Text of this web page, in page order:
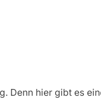
Denn hier gibt es